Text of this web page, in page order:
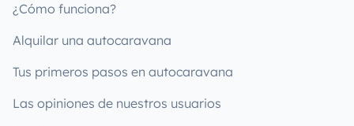
¿Cómo funciona?
Alquilar una autocaravana
Tus primeros pasos en autocaravana
Las opiniones de nuestros usuarios